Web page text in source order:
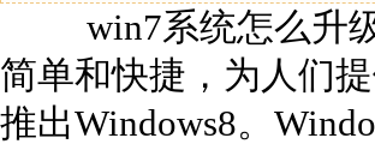
win7系统怎么升级
简单和快捷，为人们
推出Windows8。